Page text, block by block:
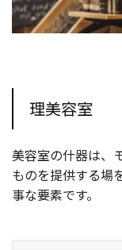
理美容室
美容室の什器は、
ものを提供する場
事な要素です。